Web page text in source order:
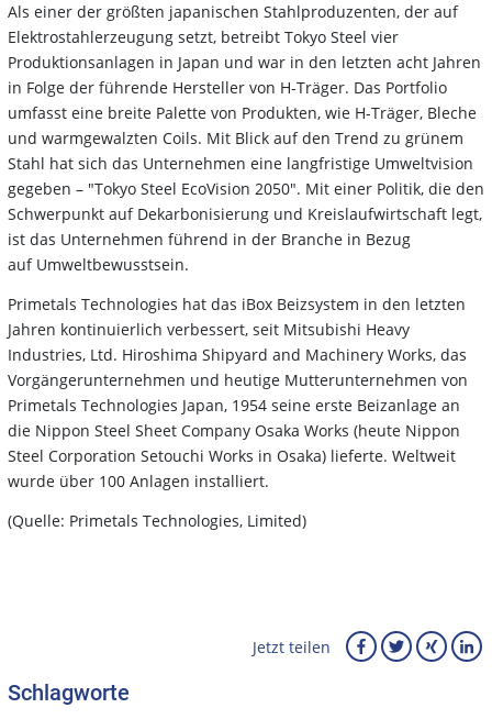
Als einer der größten japanischen Stahlproduzenten, der auf
Elektrostahlerzeugung setzt, betreibt Tokyo Steel vier
Produktionsanlagen in Japan und war in den letzten acht Jahren
in Folge der führende Hersteller von H-Träger. Das Portfolio
umfasst eine breite Palette von Produkten, wie H-Träger, Bleche
und warmgewalzten Coils. Mit Blick auf den Trend zu grünem
Stahl hat sich das Unternehmen eine langfristige Umweltvision
gegeben – "Tokyo Steel EcoVision 2050". Mit einer Politik, die den
Schwerpunkt auf Dekarbonisierung und Kreislaufwirtschaft legt,
ist das Unternehmen führend in der Branche in Bezug
auf Umweltbewusstsein.
Primetals Technologies hat das iBox Beizsystem in den letzten
Jahren kontinuierlich verbessert, seit Mitsubishi Heavy
Industries, Ltd. Hiroshima Shipyard and Machinery Works, das
Vorgängerunternehmen und heutige Mutterunternehmen von
Primetals Technologies Japan, 1954 seine erste Beizanlage an
die Nippon Steel Sheet Company Osaka Works (heute Nippon
Steel Corporation Setouchi Works in Osaka) lieferte. Weltweit
wurde über 100 Anlagen installiert.
(Quelle: Primetals Technologies, Limited)
Jetzt teilen
Schlagworte